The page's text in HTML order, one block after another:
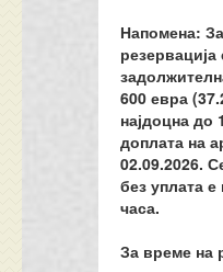
Напомена:
600 евра (37.
најдоцна до
доплата на
02.09.2026.
без уплата
часа.
За време на